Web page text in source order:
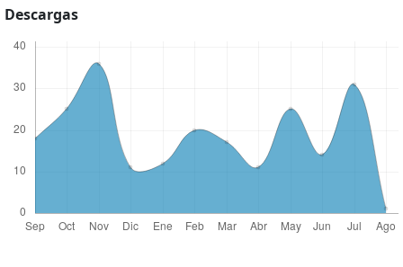
Descargas